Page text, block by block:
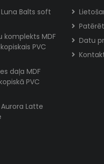
Balts soft
komplekts MDF
PVC
daļa MDF
PVC
Latte
Datu